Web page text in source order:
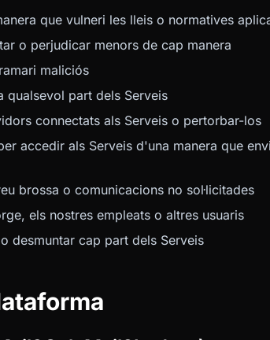
que vulneri les lleis o normatives
o perjudicar menors de cap manera
maliciós
qualsevol part dels Serveis
connectats als Serveis o pertorbar-los
accedir als Serveis d'una manera que
brossa o comunicacions no sol·licitades
els nostres empleats o altres usuaris
desmuntar cap part dels Serveis